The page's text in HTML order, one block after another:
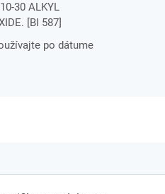
30 ALKYL
[BI 587]
po dátume